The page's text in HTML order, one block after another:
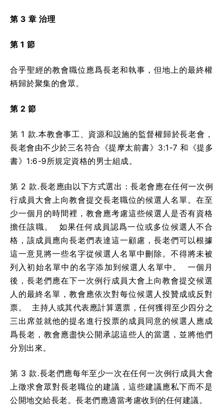
第 3 章 治理
第 1 節
合乎聖經的教會職位應爲長老和執事，但地上的最終權
柄歸於聚集的會眾。
第 2 節
第 1 款.本教會事工、資源和設施的監督權歸於長老會，
長老會由不少於三名符合《提摩太前書》3:1-7 和《提多
書》1:6-9所規定資格的男士組成。
第 2 款.長老應由以下方式選出：長老會應在任何一次例
行成員大會上向教會提交長老職位的候選人名單。在至
少一個月的時間裡，教會應考慮這些候選人是否有資格
擔任該職。 如果任何成員認爲一位或多位候選人不合
格，該成員應向長老們表達這一顧慮，長老們可以根據
這一意見將一些名字從候選人名單中刪除。不得將未被
列入初始名單中的名字添加到候選人名單中。 一個月
後，長老們應在下一次例行成員大會上向教會提交候選
人的最終名單，教會應依次對每位候選人投贊成或反對
票。 主持人或其代表應計算選票，任何獲得至少四分之
三出席並就他的提名進行投票的成員同意的候選人應成
爲長老，教會應盡快公開承認這些人的當選，並將他們
分別出來。
第 3 款.長老們應每年至少一次在任何一次例行成員大會
上徵求會眾對長老職位的建議，這些建議應私下而不是
公開地交給長老。長老們應適當考慮收到的任何建議。